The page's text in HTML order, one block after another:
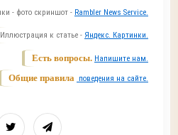
- фото скриншот - Rambler News Service.
Иллюстрация к статье - Яндекс. Картинки.
Есть вопросы. Напишите нам.
Общие правила поведения на сайте.